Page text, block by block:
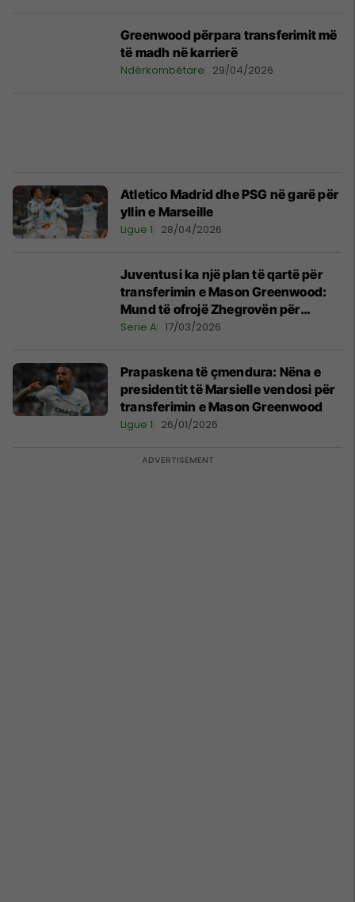
Greenwood përpara transferimit më
të madh në karrierë
Ndërkombëtare 29/04/2026
Atletico Madrid dhe PSG në garë për
yllin e Marseille
Ligue 1 28/04/2026
Juventusi ka një plan të qartë për
transferimin e Mason Greenwood:
Mund të ofrojë Zhegrovën për
anglezin
Serie A 17/03/2026
Prapaskena të çmendura: Nëna e
presidentit të Marsielle vendosi për
transferimin e Mason Greenwood
Ligue 1 26/01/2026